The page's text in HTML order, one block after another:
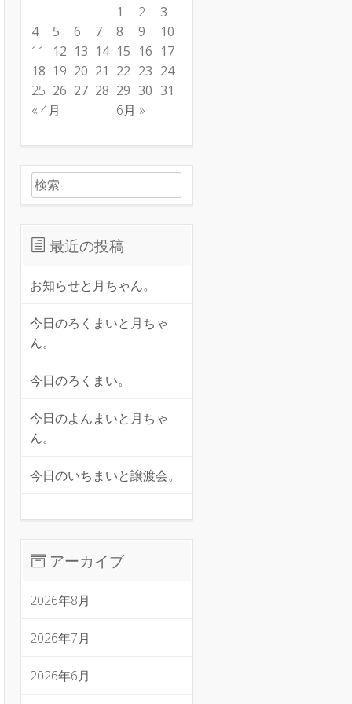
« 4月 6月 »
1 2
3
4
5 6 7 8 9
10
11
12 13 14 15 16 17
18 19 20 21 22 23 24
25 26 27 28 29 30 31
検索:
最近の投稿
お知らせと月ちゃん。
今日のろくまいと月ちゃ
ん。
今日のろくまい。
今日のよんまいと月ちゃ
ん。
今日のいちまいと譲渡会。
アーカイブ
2026年8月
2026年7月
2026年6月